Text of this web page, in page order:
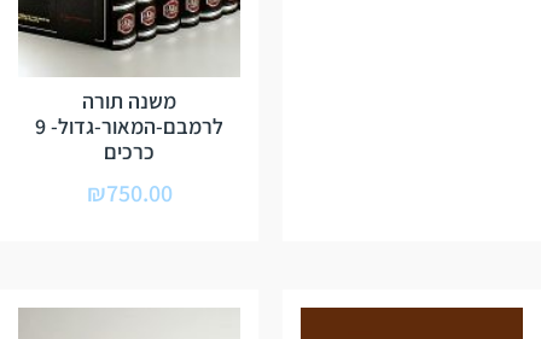
משנה תורה
לרמבם-המאור-גדול- 9
כרכים
₪750.00